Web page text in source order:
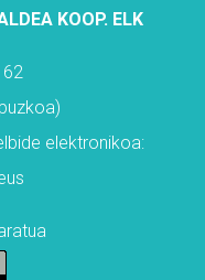
KOOP. ELK
62
elektronikoa: